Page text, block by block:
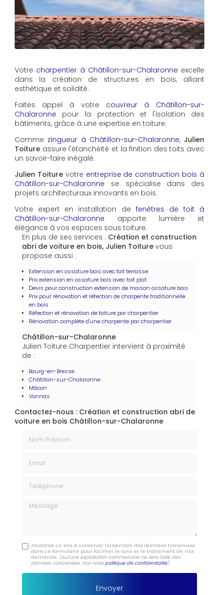
Votre charpentier à Châtillon-sur-Chalaronne excelle
dans la création de structures en bois, alliant
esthétique et solidité.
Faites appel à votre couvreur à Châtillon-sur-
Chalaronne pour la protection et l'isolation des
bâtiments, grâce à une expertise en toiture.
Comme zingueur à Châtillon-sur-Chalaronne, Julien
Toiture assure l'étanchéité et la finition des toits avec
un savoir-faire inégalé.
Julien Toiture votre entreprise de construction bois à
Châtillon-sur-Chalaronne se spécialise dans des
projets architecturaux innovants en bois.
Votre expert en installation de fenêtres de toit à
Châtillon-sur-Chalaronne apporte lumière et
élégance à vos espaces sous toiture.
En plus de ses services : Création et construction
abri de voiture en bois, Julien Toiture vous
propose aussi :
Extension en ossature bois avec toit terrasse
Prix extension en ossature bois avec toit plat
Devis pour construction extension de maison ossature bois
Prix pour rénovation et réfection de charpente traditionnelle
en bois
Réfection et rénovation de toiture par charpentier
Rénovation complète d'une charpente par charpentier
Châtillon-sur-Chalaronne
Julien Toiture Charpentier intervient à proximité
de :
Bourg-en-Bresse
Châtillon-sur-Chalaronne
Mâcon
Vonnas
Contactez-nous : Création et construction abri de
voiture en bois Châtillon-sur-Chalaronne
Message
J'autorise ce site à conserver l'ensemble des données transmises
dans ce formulaire pour faciliter le suivi et le traitement de ma
demande. (Aucune exploitation commerciale ne sera faite des
données concervées. Voir notrepolitique de confidentialité)